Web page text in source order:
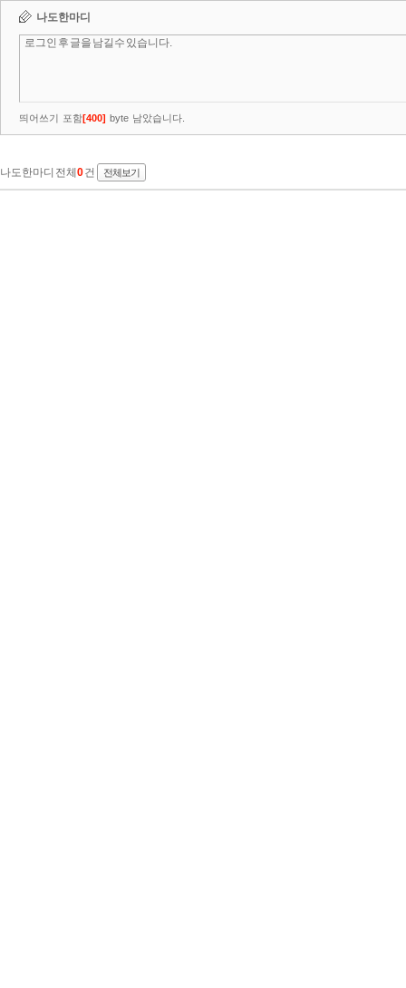
나도한마디
띄어쓰기 포함[400] byte 남았습니다.
나도한마디 전체 0건 전체보기